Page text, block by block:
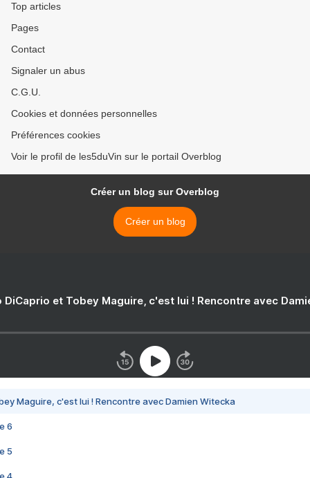
Top articles
Pages
Contact
Signaler un abus
C.G.U.
Cookies et données personnelles
Préférences cookies
Voir le profil de les5duVin sur le portail Overblog
Créer un blog sur Overblog
Créer un blog
DiCaprio et Tobey Maguire, c'est lui ! Rencontre avec
Maguire, c'est lui ! Rencontre avec Damien Witecka
6
5